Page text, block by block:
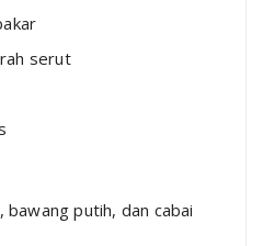
serut
putih, dan cabai